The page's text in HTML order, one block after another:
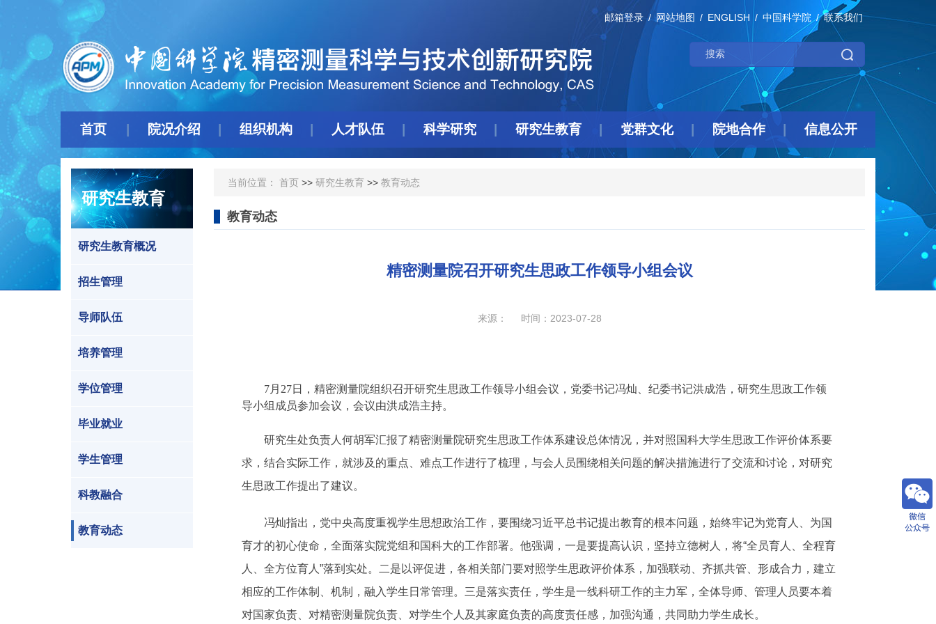
邮箱登录 网站地图 ENGLISH 中国科学院 联系我们
首页 院况介绍 组织机构 人才队伍 科学研究 研究生教育 党群文化 院地合作 信息公开
研究生教育
研究生教育概况
招生管理
导师队伍
培养管理
学位管理
毕业就业
学生管理
科教融合
教育动态
当前位置： 首页 >> 研究生教育 >> 教育动态
教育动态
精密测量院召开研究生思政工作领导小组会议
来源： 时间：2023-07-28
7月 27日，精密测量院组织召开研究生思政工作领导小组会议，党委书记冯灿、纪委书记洪成浩，研究生思政工作领
导小组成员参加会议，会议由洪成浩主持。
研究生处负责人何胡军汇报了精密测量院研究生思政工作体系建设总体情况，并对照国科大学生思政工作评价体系要
求，结合实际工作，就涉及的重点、难点工作进行了梳理，与会人员围绕相关问题的解决措施进行了交流和讨论，对研究
生思政工作提出了建议。
冯灿指出，党中央高度重视学生思想政治工作，要围绕习近平总书记提出教育的根本问题，始终牢记为党育人、为国
育才的初心使命，全面落实院党组和国科大的工作部署。他强调，一是要提高认识，坚持立德树人，将“全员育人、全程育
人、全方位育人”落到实处。二是以评促进，各相关部门要对照学生思政评价体系，加强联动、齐抓共管、形成合力，建立
相应的工作体制、机制，融入学生日常管理。三是落实责任，学生是一线科研工作的主力军，全体导师、管理人员要本着
对国家负责、对精密测量院负责、对学生个人及其家庭负责的高度责任感，加强沟通，共同助力学生成长。